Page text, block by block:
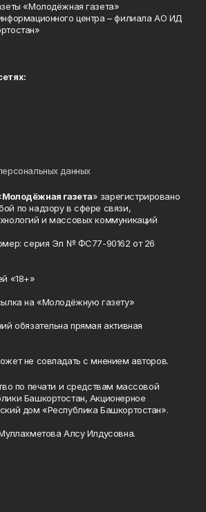
«Молодёжная газета»
центра – филиала АО ИД
данных
газета» зарегистрировано
по надзору в сфере связи,
и массовых коммуникаций
серия Эл № ФС77-90162 от 26
«18+»
на «Молодёжную газету»
обязательна прямая активная
не совпадать с мнением авторов.
по печати и средствам массовой
Башкортостан, Акционерное
дом «Республика Башкортостан».
Алсу Илдусовна.